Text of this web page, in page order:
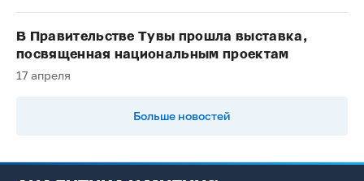
В Правительстве Тувы прошла выставка,
посвященная национальным проектам
17 апреля
Больше новостей